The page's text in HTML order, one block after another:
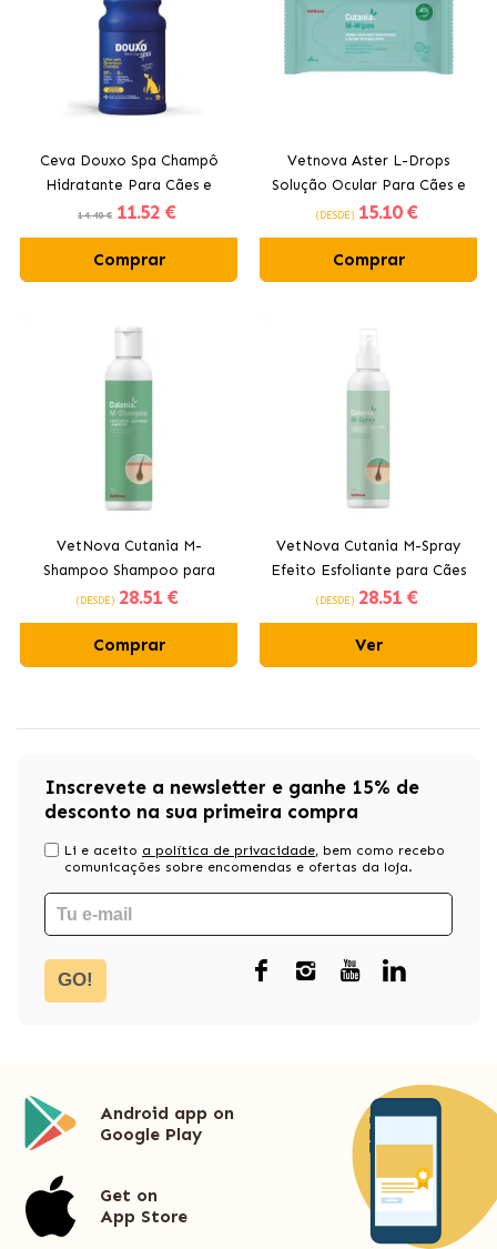
Ceva Douxo Spa Champô
Hidratante Para Cães e
Gatos com Aveia
14.40 € 11.52 €
Comprar
Vetnova Aster L-Drops
Solução Ocular Para Cães e
Gatos em Monodose
(DESDE) 15.10 €
Comprar
VetNova Cutania M-
Shampoo Shampoo para
Cães e Gatos Efeito
(DESDE) 28.51 €
Comprar
VetNova Cutania M-Spray
Efeito Esfoliante para Cães
e Gatos
(DESDE) 28.51 €
Ver
Inscrevete a newsletter e ganhe 15% de
desconto na sua primeira compra
Li e aceito a política de privacidade, bem como recebo
comunicações sobre encomendas e ofertas da loja.
GO!
Android app on
Google Play
Get on
App Store